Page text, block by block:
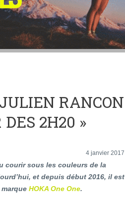
RANCON
DES 2H20 »
4 janvier 2017
courir sous les couleurs de la
et depuis début 2016, il est
HOKA One One.